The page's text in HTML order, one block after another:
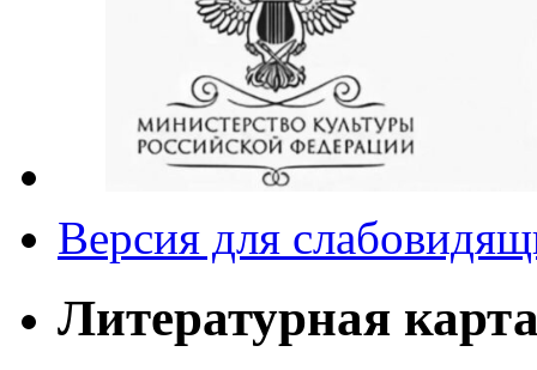
Версия для
Литературная